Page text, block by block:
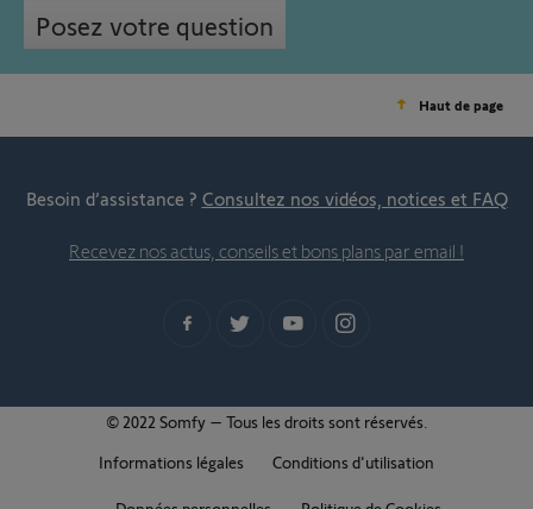
Posez votre question
Haut de page
Besoin d’assistance ? Consultez nos vidéos, notices et FAQ
Recevez nos actus, conseils et bons plans par email !
© 2022 Somfy – Tous les droits sont réservés.
Informations légales
Conditions d'utilisation